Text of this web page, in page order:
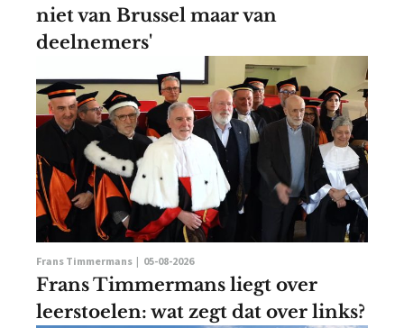
niet van Brussel maar van
deelnemers'
Frans Timmermans | 05-08-2026
Frans Timmermans liegt over
leerstoelen: wat zegt dat over links?